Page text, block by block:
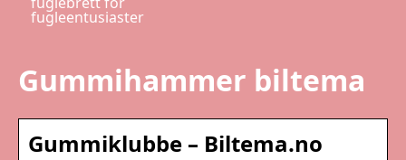
fugleentusiaster
Gummihammer biltema
Gummiklubbe – Biltema.no